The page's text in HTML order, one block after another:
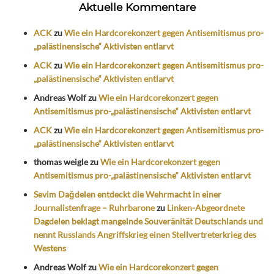
Aktuelle Kommentare
ACKzuWie ein Hardcorekonzert gegen Antisemitismus pro-
„palästinensische“ Aktivisten entlarvt
ACKzuWie ein Hardcorekonzert gegen Antisemitismus pro-
„palästinensische“ Aktivisten entlarvt
Andreas WolfzuWie ein Hardcorekonzert gegen
Antisemitismus pro-„palästinensische“ Aktivisten entlarvt
ACKzuWie ein Hardcorekonzert gegen Antisemitismus pro-
„palästinensische“ Aktivisten entlarvt
thomas weiglezuWie ein Hardcorekonzert gegen
Antisemitismus pro-„palästinensische“ Aktivisten entlarvt
Sevim Dağdelen entdeckt die Wehrmacht in einer
Journalistenfrage – Ruhrbaronezu Linken-Abgeordnete
Dagdelen beklagt mangelnde Souveränität Deutschlands und
nennt Russlands Angriffskrieg einen Stellvertreterkrieg des
Westens
Andreas WolfzuWie ein Hardcorekonzert gegen